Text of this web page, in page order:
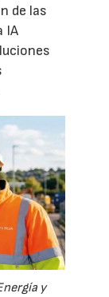
de las
IA
y